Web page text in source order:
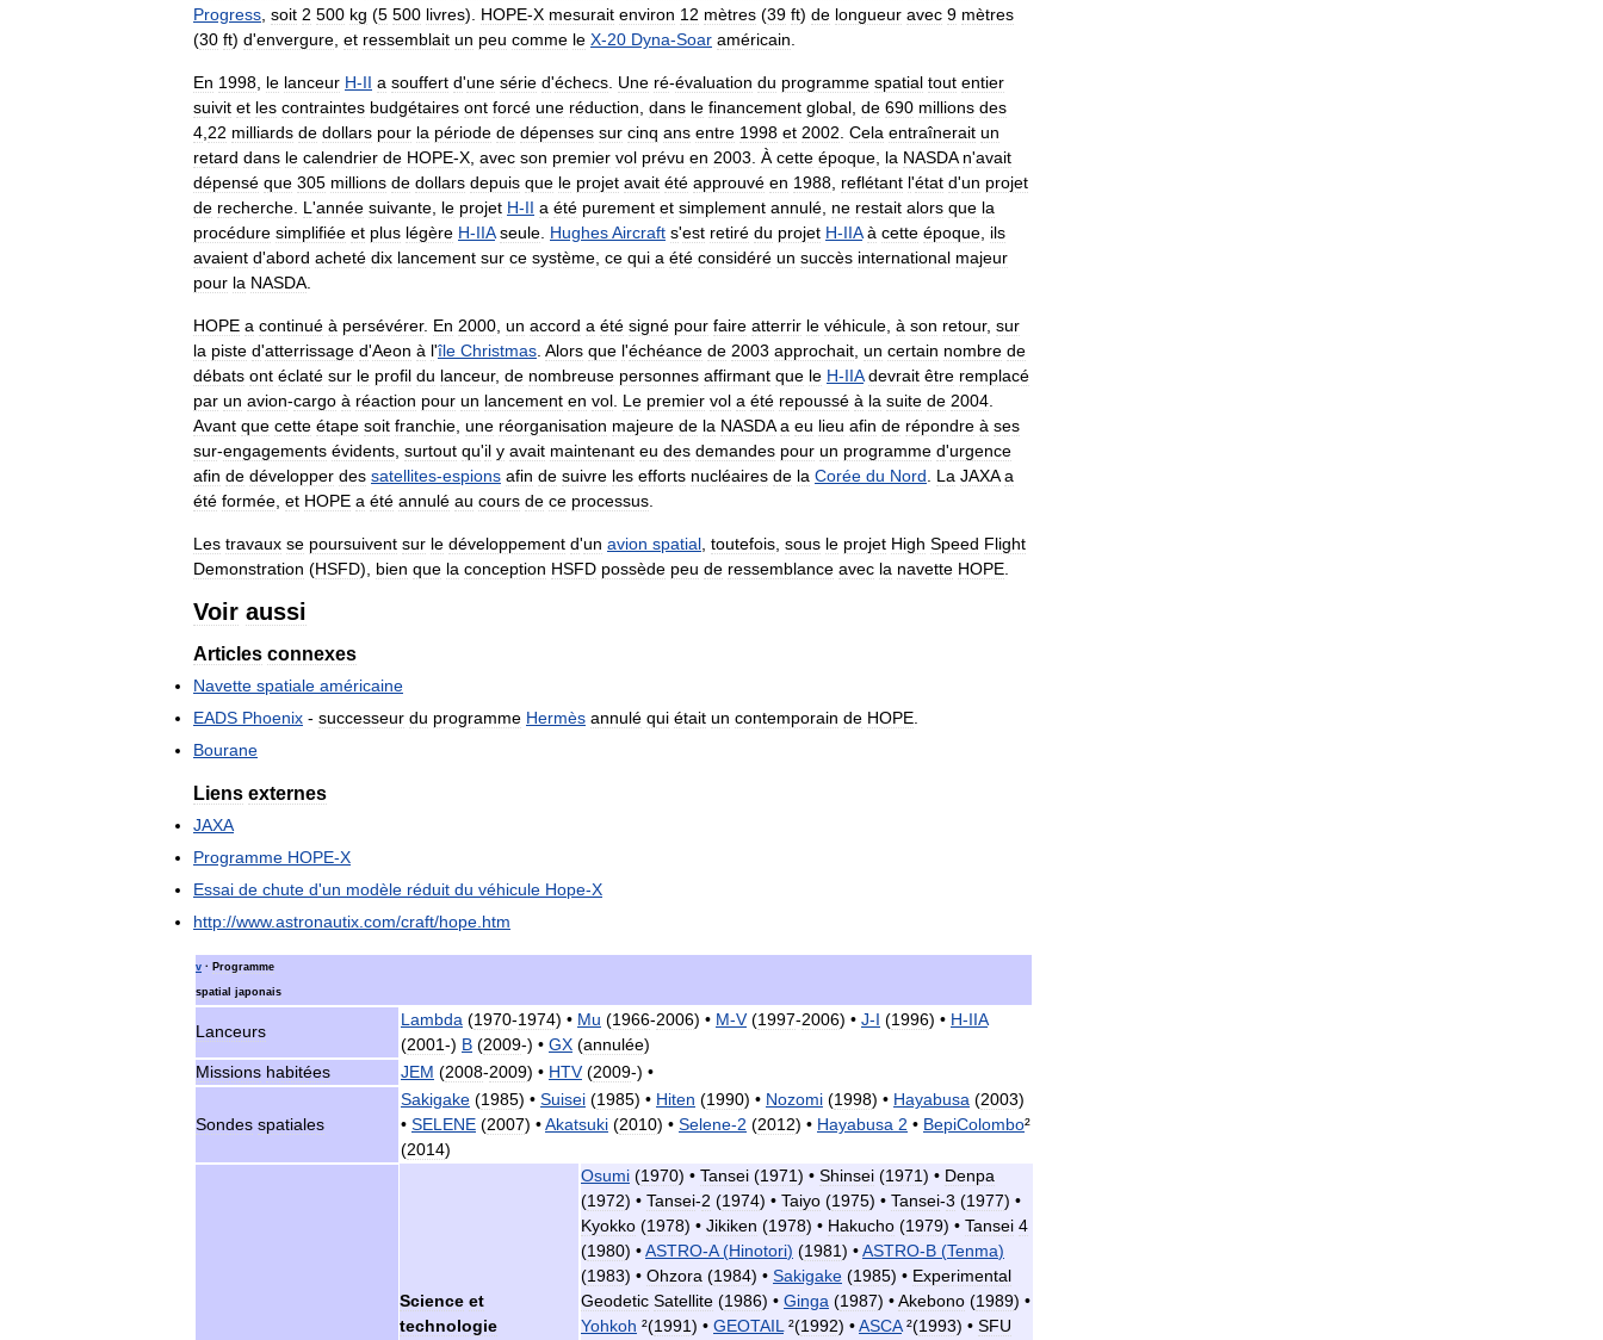
Progress soit 2 500 kg (5 500 livres). HOPE-X mesurait environ 12 mètres (39 ft) de longueur avec 9 mètres
(30 ft) d'envergure et ressemblait un peu comme le X-20 Dyna-Soar américain
En 1998 le lanceur H-II a souffert d'une série d'échecs Une ré-évaluation du programme spatial tout entier
suivit et les contraintes budgétaires ont forcé une réduction dans le financement global de 690 millions des
4 22 milliards de dollars pour la période de dépenses sur cinq ans entre 1998 et 2002 Cela entraînerait un
retard dans le calendrier de HOPE-X avec son premier vol prévu en 2003 À cette époque la NASDA n'avait
dépensé que 305 millions de dollars depuis que le projet avait été approuvé en 1988 reflétant l'état d'un projet
de recherche L 'année suivante le projet H-II a été purement et simplement annulé ne restait alors que la
procédure simplifiée et plus légère H-IIA seule HughesAircraft s'est retiré du projet H-IIA à cette époque ils
avaient d'abord acheté dix lancement sur ce système ce qui a été considéré un succès international majeur
pour la NASDA
HOPE a continué à persévérer. En 2000 un accord a été signé pour faire atterrir le véhicule à son retour, sur
la piste d'atterrissage d'Aeon à l'île Christmas Alors que l'échéance de 2003 approchait un certain nombre de
débats ont éclaté sur le profil du lanceur, de nombreuse personnes affirmant que le H-IIA devrait être remplacé
par un avion-cargo à réaction pour un lancement en vol Le premier vol a été repoussé à la suite de 2004
Avant que cette étape soit franchie une réorganisation majeure de la NASDA a eu lieu afin de répondre à ses
sur-engagements évidents surtout qu'il y avait maintenant eu des demandes pour un programme d'urgence
afin de développer des satellites-espions afin de suivre les efforts nucléaires de la Corée du Nord La JAXA a
été formée et HOPE a été annulé au cours de ce processus
Les travaux se poursuivent sur le développement d'un avion spatial toutefois sous le projet High Speed Flight
Demonstration (HSFD), bien que la conception HSFD possède peu de ressemblance avec la navette HOPE
Voir aussi
Articles connexes
Navette spatiale américaine
EADS Phoenix - successeur du programme Hermès annulé qui était un contemporain de HOPE
Bourane
Liens externes
JAXA
Programme HOPE-X
Essai de chute d'un modèle réduit du véhicule Hope-X
http://www.astronautix com/craft/hope htm
v · Programme
spatial japonais
Lanceurs
Lambda (1970-1974) • Mu (1966-2006) • M-V(1997-2006) • J-I (1996) • H-IIA
(2001-) B (2009-) • GX (annulée)
Missions habitées JEM (2008-2009) • HTV(2009-) •
Sondes spatiales
Sakigake (1985) • Suisei (1985) • Hiten (1990) • Nozomi (1998) • Hayabusa (2003)
• SELENE (2007) •Akatsuki (2010) • Selene-2 (2012) • Hayabusa 2 • BepiColombo²
(2014)
Science et
technologie
Osumi (1970) • Tansei (1971) • Shinsei (1971) • Denpa
(1972) • Tansei-2 (1974) • Taiyo (1975) • Tansei-3 (1977) •
Kyokko (1978) • Jikiken (1978) • Hakucho (1979) • Tansei 4
(1980) •ASTRO-A(Hinotori) (1981) •ASTRO-B (Tenma)
(1983) • Ohzora (1984) • Sakigake (1985) • Experimental
Geodetic Satellite (1986) • Ginga (1987) •Akebono (1989) •
Yohkoh ²(1991) • GEOTAIL ²(1992) •ASCA²(1993) • SFU